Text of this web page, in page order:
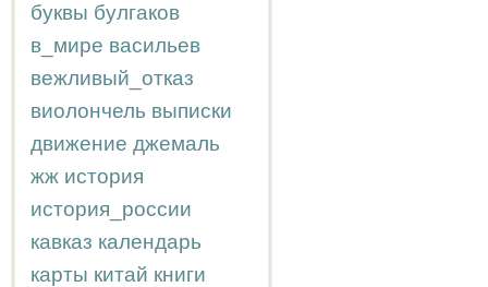
буквы булгаков
в_мире васильев
вежливый_отказ
виолончель выписки
движение джемаль
жж история
история_россии
кавказ календарь
карты китай книги